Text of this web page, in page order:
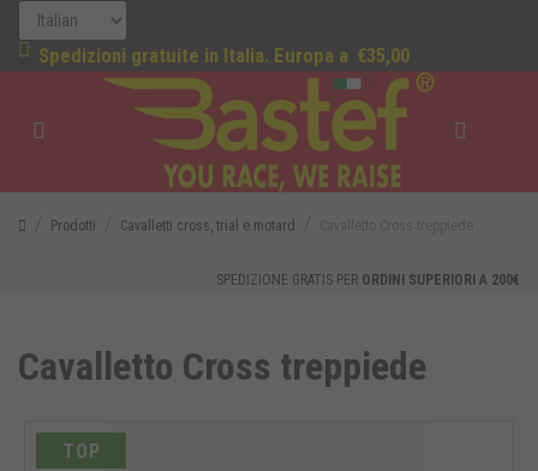
Spedizioni gratuite in Italia. Europa a €35,00
Prodotti Cavalletti cross, trial e motard
SPEDIZIONE GRATIS PER ORDINI SUPERIORI A 200€
Cavalletto Cross treppiede
TOP